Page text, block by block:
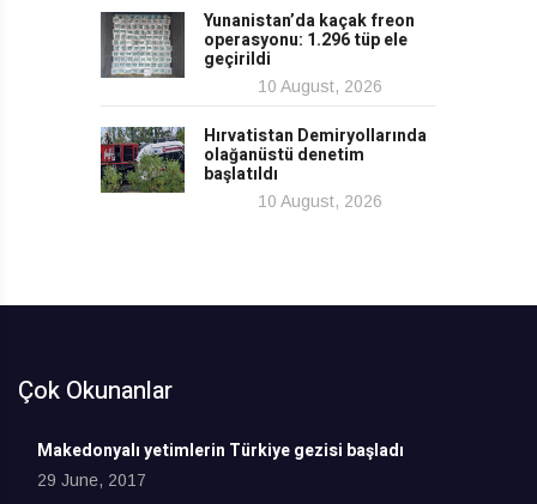
Yunanistan’da kaçak freon
operasyonu: 1.296 tüp ele
geçirildi
10 August, 2026
Hırvatistan Demiryollarında
olağanüstü denetim
başlatıldı
10 August, 2026
Çok Okunanlar
Makedonyalı yetimlerin Türkiye gezisi başladı
29 June, 2017